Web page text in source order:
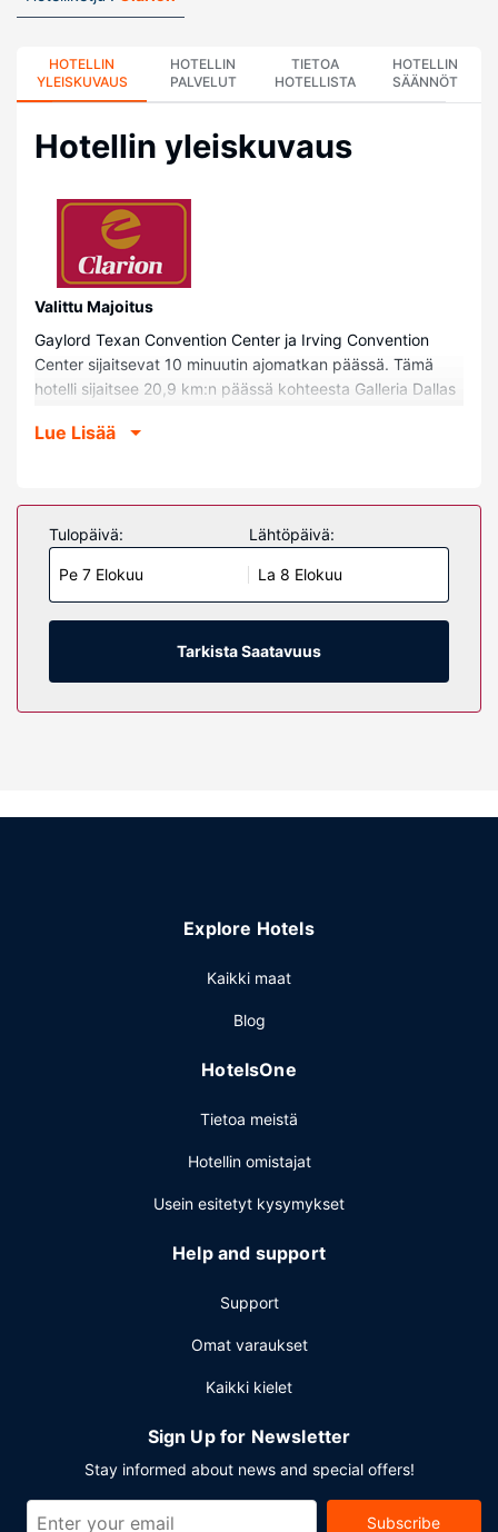
HOTELLIN
YLEISKUVAUS
HOTELLIN
PALVELUT
TIETOA
HOTELLISTA
HOTELLIN
SÄÄNNÖT
Hotellin yleiskuvaus
Valittu Majoitus
Gaylord Texan Convention Center ja Irving Convention
Center sijaitsevat 10 minuutin ajomatkan päässä. Tämä
hotelli sijaitsee 20,9 km:n päässä kohteesta Galleria Dallas
Huoneet
mikroaaltouuni. Mukavuuksiin kuuluu kaapelikanavat sekä
ilmainen langaton internetyhteys. Huoneissa on oma
kylpyhuone, ja sen varusteluun kuuluu suihku, ilmaiset
hygieniatuotteet ja hiustenkuivaaja. Huone siivotaan
päivittäin. Huoneissa on työpöytä ja kahvin-/vedenkeitin.
palveluihin kuuluu ilmainen langaton internetyhteys,
center, ympäri vuorokauden auki oleva vastaanotto ja
lentokenttäkuljetukset (saatavilla ympäri vuorokauden)
Lue Lisää
Tulopäivä:
Pe 7 Elokuu
Lähtöpäivä:
La 8 Elokuu
Tarkista Saatavuus
Explore Hotels
Kaikki maat
Blog
HotelsOne
Tietoa meistä
Hotellin omistajat
Usein esitetyt kysymykset
Help and support
Support
Omat varaukset
Kaikki kielet
Sign Up for Newsletter
Stay informed about news and special offers!
Subscribe